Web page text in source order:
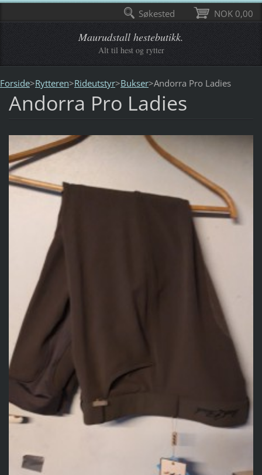
Maurudstall hestebutikk.
Alt til hest og rytter
Forside>Rytteren>Rideutstyr>Bukser>Andorra Pro Ladies
Andorra Pro Ladies
NOK 0,00
Søkested